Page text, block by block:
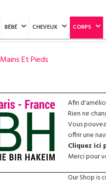
BÉBÉ CHEVEUX CORPS
Mains Et Pieds
Afin
Rien ne
Vous
offrir une
Cliquez ici
Merci pour
Our Shop is